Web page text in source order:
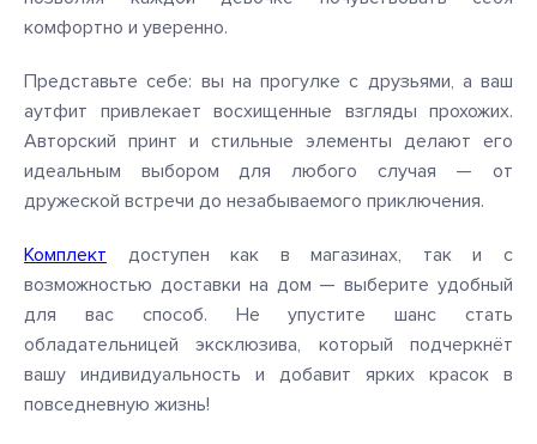
комфортно и уверенно.
Представьте себе: вы на прогулке с друзьями, а ваш
аутфит привлекает восхищенные взгляды прохожих.
Авторский принт и стильные элементы делают его
идеальным выбором для любого случая — от
дружеской встречи до незабываемого приключения.
Комплект доступен как в магазинах, так и с
возможностью доставки на дом — выберите удобный
для вас способ. Не упустите шанс стать
обладательницей эксклюзива, который подчеркнёт
вашу индивидуальность и добавит ярких красок в
повседневную жизнь!